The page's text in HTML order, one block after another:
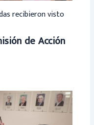
recibieron visto
de Acción